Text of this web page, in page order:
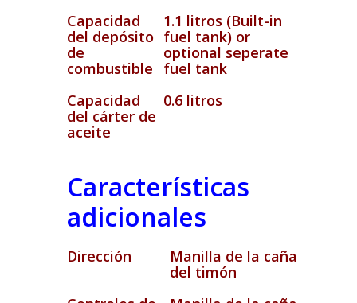
Capacidad
del depósito
de
combustible
1.1 litros (Built-in
fuel tank) or
optional seperate
fuel tank
Capacidad
del cárter de
aceite
0.6 litros
Características
adicionales
Dirección
Manilla de la caña
del timón